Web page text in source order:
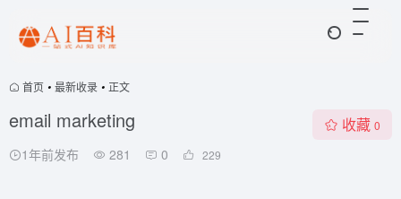
首页 • 最新收录 • 正文
email marketing
1年前发布 281 0 229
收藏 0